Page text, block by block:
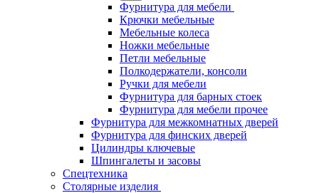
Фурнитура для мебели
Крючки мебельные
Мебельные колеса
Ножки мебельные
Петли мебельные
Полкодержатели, консоли
Ручки для мебели
Фурнитура для барных стоек
Фурнитура для мебели прочее
Фурнитура для межкомнатных дверей
Фурнитура для финских дверей
Цилиндры ключевые
Шпингалеты и засовы
Спецтехника
Столярные изделия